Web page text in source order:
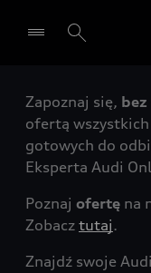
Wybierz
Zapoznaj się,
ofertą
gotowych do
Eksperta Audi
Poznaj ofertę na
Zobacz tutaj.
Znajdź swoje